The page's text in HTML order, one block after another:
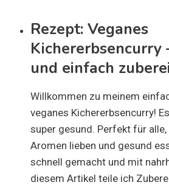
Rezept: Veganes
Kichererbsencurry
und einfach
Willkommen zu meinem
veganes Kichererbsencurry!
super gesund. Perfekt für
Aromen lieben und gesund
schnell gemacht und mit
diesem Artikel teile ich